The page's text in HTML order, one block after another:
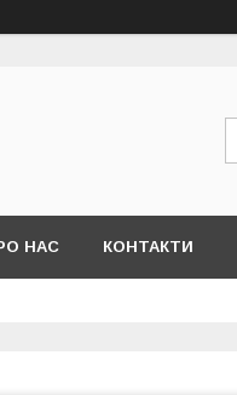
НАС КОНТАКТИ